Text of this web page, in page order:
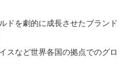
ドを劇的に成長させたブランド
スなど世界各国の拠点でのグロ